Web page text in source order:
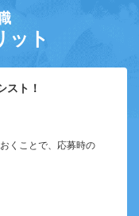
ット
スト！
くことで、応募時の